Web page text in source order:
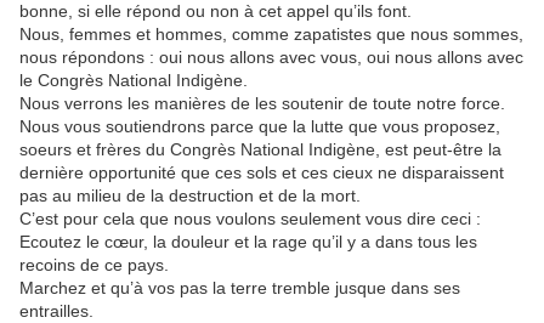
bonne, si elle répond ou non à cet appel qu’ils font.
Nous, femmes et hommes, comme zapatistes que nous sommes,
nous répondons : oui nous allons avec vous, oui nous allons avec
le Congrès National Indigène.
Nous verrons les manières de les soutenir de toute notre force.
Nous vous soutiendrons parce que la lutte que vous proposez,
soeurs et frères du Congrès National Indigène, est peut-être la
dernière opportunité que ces sols et ces cieux ne disparaissent
pas au milieu de la destruction et de la mort.
C’est pour cela que nous voulons seulement vous dire ceci :
Ecoutez le cœur, la douleur et la rage qu’il y a dans tous les
recoins de ce pays.
Marchez et qu’à vos pas la terre tremble jusque dans ses
entrailles.